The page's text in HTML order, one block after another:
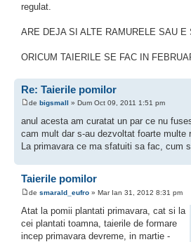
regulat.
ARE DEJA SI ALTE RAMURELE SAU E
ORICUM TAIERILE SE FAC IN
Re: Taierile pomilor
de bigsmall » Dum Oct 09, 2011 1:51 pm
anul acesta am curatat un par ce nu
cam mult dar s-au dezvoltat foarte multe
La primavara ce ma sfatuiti sa fac, cum
Taierile pomilor
de smarald_eufro » Mar Ian 31, 2012 8:31 pm
Atat la pomii plantati primavara, cat si la
cei plantati toamna, taierile de formare
incep primavara devreme, in martie -